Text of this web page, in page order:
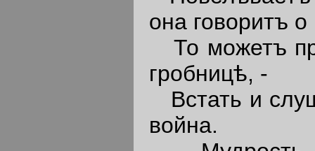
она говоритъ
То можетъ
гробницѣ, -
Встать и
война.